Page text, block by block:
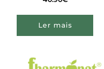
Ler mais